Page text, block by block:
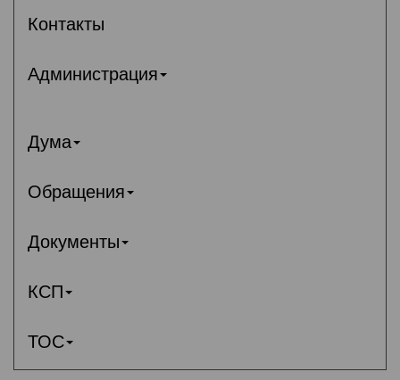
Контакты
Администрация
Дума
Обращения
Документы
КСП
ТОС